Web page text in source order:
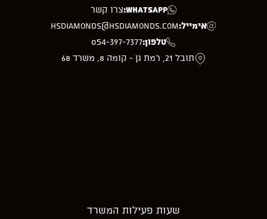
WhatsApp: צרו קשר
אימייל:hsdiamonds@hsdiamonds.com
טלפון:054-397-7377
תובל 21, רמת גן - קומה 8, משרד 68
שעות פעילות המשרד